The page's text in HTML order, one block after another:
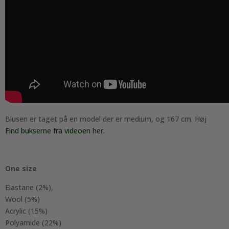
Blusen er taget på en model der er medium, og 167 cm. Høj
Find bukserne fra videoen her.
One size
Elastane (2%),
Wool (5%)
Acrylic (15%)
Polyamide (22%)